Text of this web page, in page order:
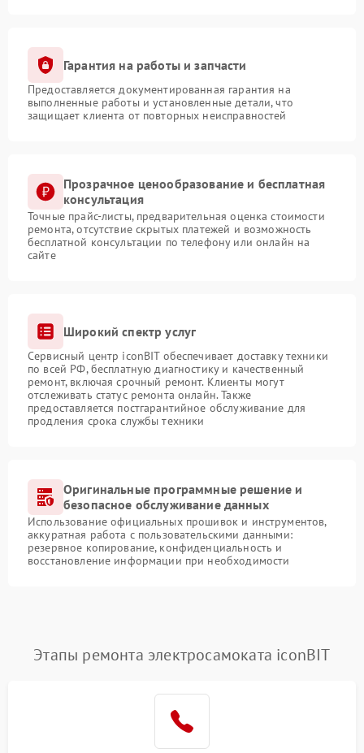
Гарантия на работы и запчасти
Предоставляется документированная гарантия на
выполненные работы и установленные детали, что
защищает клиента от повторных неисправностей
Прозрачное ценообразование и бесплатная
консультация
Точные прайс-листы, предварительная оценка стоимости
ремонта, отсутствие скрытых платежей и возможность
бесплатной консультации по телефону или онлайн на
сайте
Широкий спектр услуг
Сервисный центр iconBIT обеспечивает доставку техники
по всей РФ, бесплатную диагностику и качественный
ремонт, включая срочный ремонт. Клиенты могут
отслеживать статус ремонта онлайн. Также
предоставляется постгарантийное обслуживание для
продления срока службы техники
Оригинальные программные решение и
безопасное обслуживание данных
Использование официальных прошивок и инструментов,
аккуратная работа с пользовательскими данными:
резервное копирование, конфиденциальность и
восстановление информации при необходимости
Этапы ремонта электросамоката iconBIT